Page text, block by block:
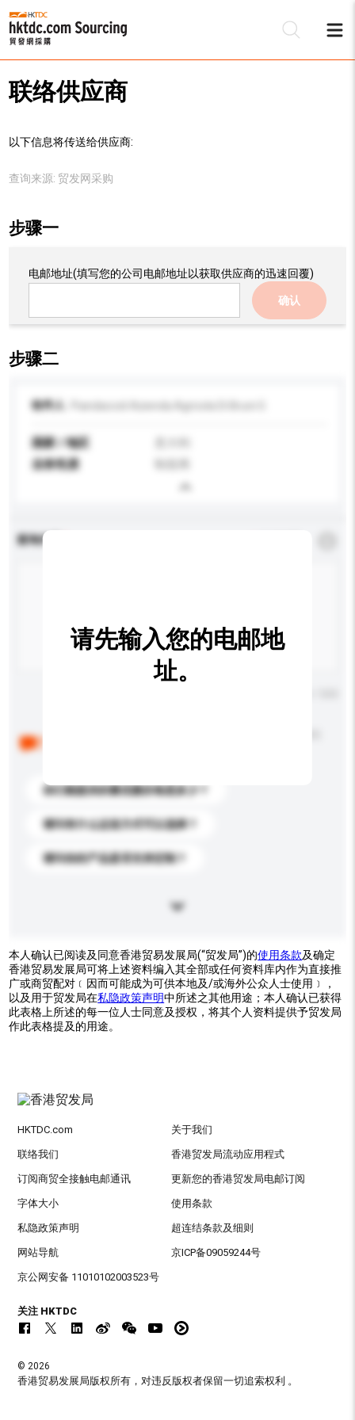
联络供应商
以下信息将传送给供应商:
查询来源: 贸发网采购
步骤一
电邮地址(填写您的公司电邮地址以获取供应商的迅速回覆)
确认
步骤二
收件人
国家 / 地区
业务性质
查询内容
你们能提供的最优惠价格是多少？
请问有什么运送方式可以选择？
请问你的产品是否支持定制？
请先输入您的电邮地
址。
本人确认已阅读及同意香港贸易发展局(“贸发局”)的使用条款及确定
香港贸易发展局可将上述资料编入其全部或任何资料库内作为直接推
广或商贸配对﹝因而可能成为可供本地及/或海外公众人士使用﹞，
以及用于贸发局在私隐政策声明中所述之其他用途；本人确认已获得
此表格上所述的每一位人士同意及授权，将其个人资料提供予贸发局
作此表格提及的用途。
HKTDC.com 关于我们
联络我们 香港贸发局流动应用程式
订阅商贸全接触电邮通讯 更新您的香港贸发局电邮订阅
字体大小 使用条款
私隐政策声明 超连结条款及细则
网站导航 京ICP备09059244号
京公网安备 11010102003523号
关注 HKTDC
© 2026
香港贸易发展局版权所有，对违反版权者保留一切追索权利 。